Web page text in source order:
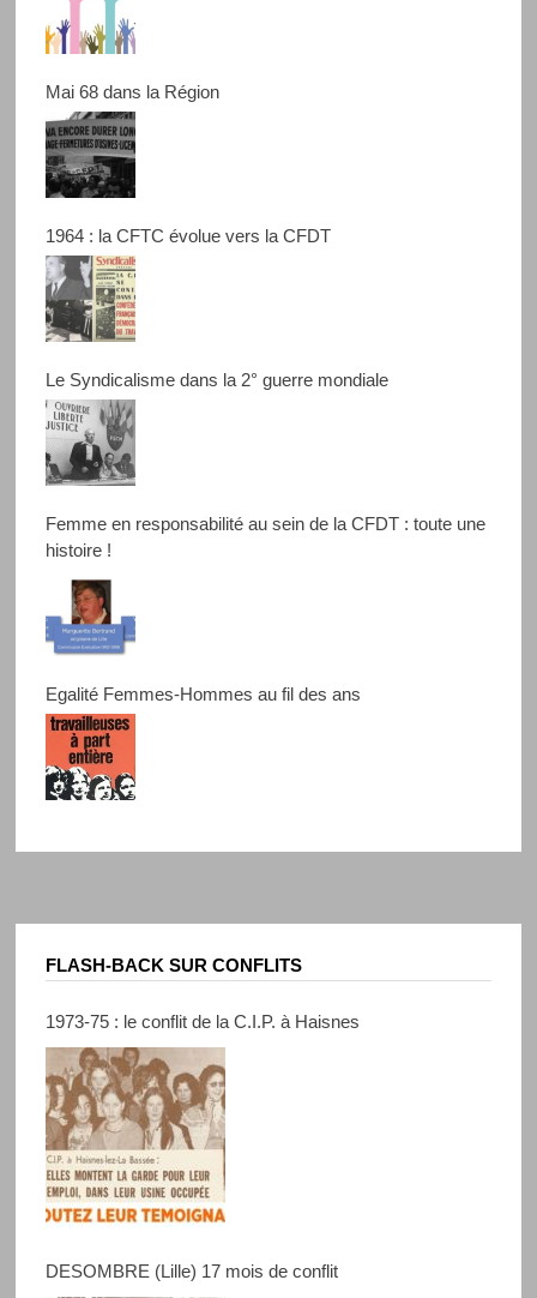
Mai 68 dans la Région
1964 : la CFTC évolue vers la CFDT
Le Syndicalisme dans la 2° guerre mondiale
Femme en responsabilité au sein de la CFDT : toute une
histoire !
Egalité Femmes-Hommes au fil des ans
FLASH-BACK SUR CONFLITS
1973-75 : le conflit de la C.I.P. à Haisnes
DESOMBRE (Lille) 17 mois de conflit